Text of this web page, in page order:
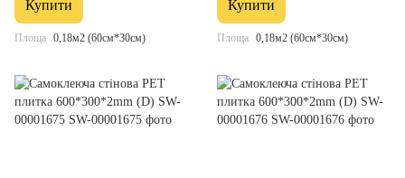
Купити
Площа 0,18м2 (60см*30см)
Купити
Площа 0,18м2 (60см*30см)